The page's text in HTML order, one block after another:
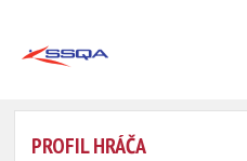
PROFIL HRÁČA